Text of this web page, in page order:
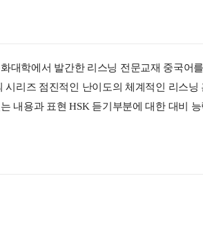
대학에서 발간한 리스닝 전문교재 중국어
시리즈 점진적인 난이도의 체계적인 리스닝
내용과 표현 HSK 듣기부분에 대한 대비